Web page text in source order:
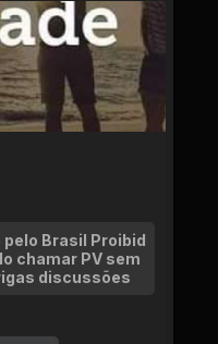
Brasil Proibid
chamar PV sem
discussões